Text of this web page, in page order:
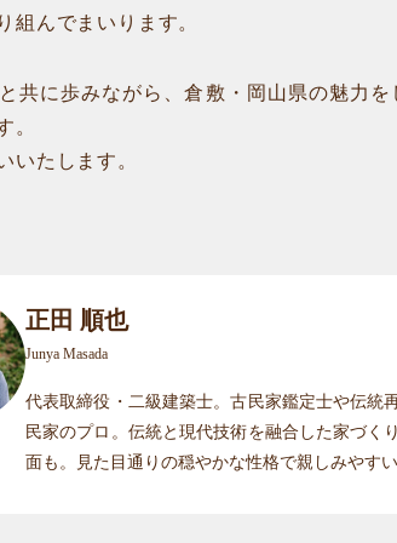
組んでまいります。
共に歩みながら、倉敷・岡山県の魅力
。
いたします。
正田 順也
Junya Masada
代表取締役・二級建築士。古民家鑑定士や伝統
民家のプロ。伝統と現代技術を融合した家づく
面も。見た目通りの穏やかな性格で親しみやすい